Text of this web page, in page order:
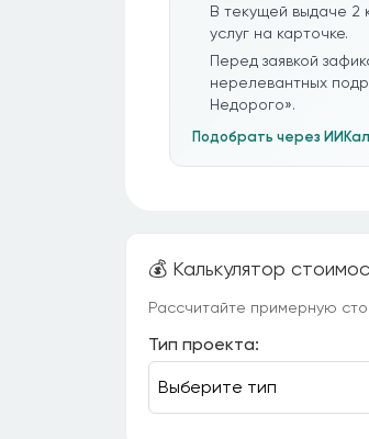
В текущей выдаче 2
услуг на карточке.
Перед заявкой
нерелевантных
Недорого».
Подобрать через ИИ
💰 Калькулятор
Рассчитайте примерную
Тип проекта: